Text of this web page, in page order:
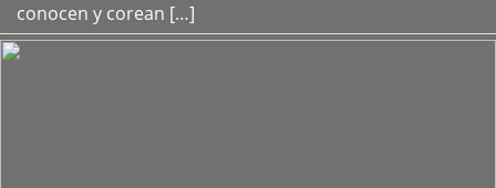
conocen y corean […]